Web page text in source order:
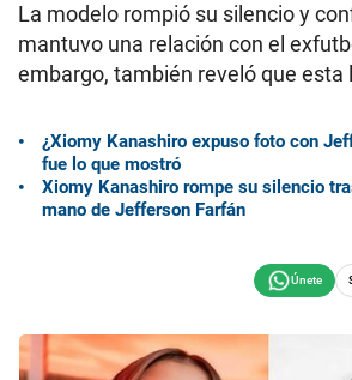
La modelo rompió su silencio y
mantuvo una relación con el
embargo, también reveló que esta
¿Xiomy Kanashiro expuso foto con
fue lo que mostró
Xiomy Kanashiro rompe su silencio
mano de Jefferson Farfán